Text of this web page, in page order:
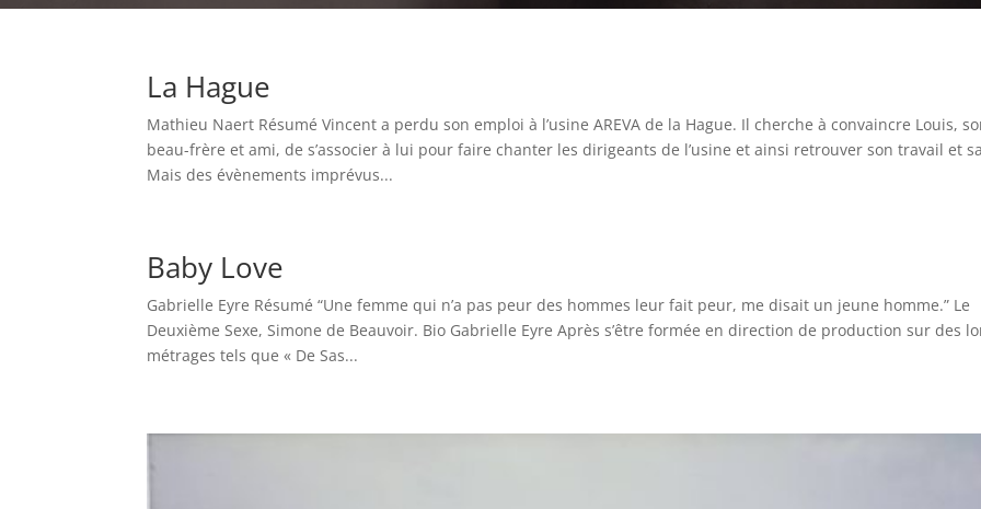
La Hague
Mathieu Naert Résumé Vincent a perdu son emploi à l’usine AREVA de la Hague. Il cherche à convaincre Louis,
beau-frère et ami, de s’associer à lui pour faire chanter les dirigeants de l’usine et ainsi retrouver son travail et
Mais des évènements imprévus...
Baby Love
Gabrielle Eyre Résumé “Une femme qui n’a pas peur des hommes leur fait peur, me disait un jeune homme.” Le
Deuxième Sexe, Simone de Beauvoir. Bio Gabrielle Eyre Après s’être formée en direction de production sur des
métrages tels que « De Sas...